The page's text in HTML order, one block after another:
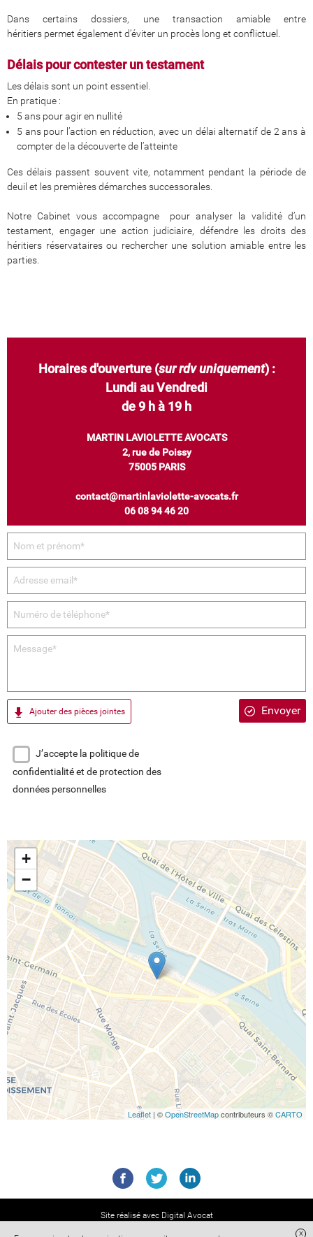
Dans certains dossiers, une transaction amiable entre
héritiers permet également d’éviter un procès long et conflictuel.
Délais pour contester un testament
Les délais sont un point essentiel.
En pratique :
5 ans pour agir en nullité
5 ans pour l’action en réduction, avec un délai alternatif de 2 ans à
compter de la découverte de l’atteinte
Ces délais passent souvent vite, notamment pendant la période de
deuil et les premières démarches successorales.
Notre Cabinet vous accompagne pour analyser la validité d’un
testament, engager une action judiciaire, défendre les droits des
héritiers réservataires ou rechercher une solution amiable entre les
parties.
Horaires d'ouverture (sur rdv uniquement) :
Lundi au Vendredi
de 9 h à 19 h
MARTIN LAVIOLETTE AVOCATS
2, rue de Poissy
75005 PARIS
contact@martinlaviolette-avocats.fr
06 08 94 46 20
Ajouter des pièces jointes
J’accepte la politique de
confidentialité et de protection des
données personnelles
Envoyer
+
−
Leaflet | ©OpenStreetMapcontributeurs ©CARTO
Site réalisé avec Digital Avocat
x